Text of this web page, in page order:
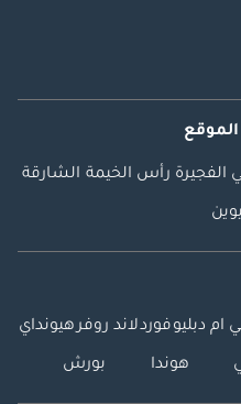
الفجيرة رأس الخيمة الشارقة
ام دبليوفوردلاند روفرهيونداي
هوندا بورش